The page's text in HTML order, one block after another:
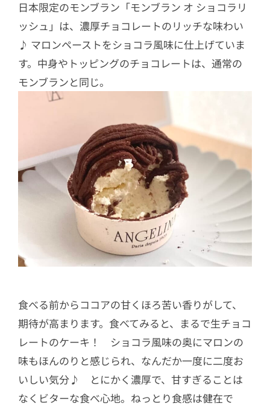
日本限定のモンブラン「モンブラン オ ショコラリ
ッシュ」は、濃厚チョコレートのリッチな味わい
♪ マロンペーストをショコラ風味に仕上げていま
す。中身やトッピングのチョコレートは、通常の
モンブランと同じ。
食べる前からココアの甘くほろ苦い香りがして、
期待が高まります。食べてみると、まるで生チョコ
レートのケーキ！ ショコラ風味の奥にマロンの
味もほんのりと感じられ、なんだか一度に二度お
いしい気分♪ とにかく濃厚で、甘すぎることは
なくビターな食べ心地。ねっとり食感は健在で